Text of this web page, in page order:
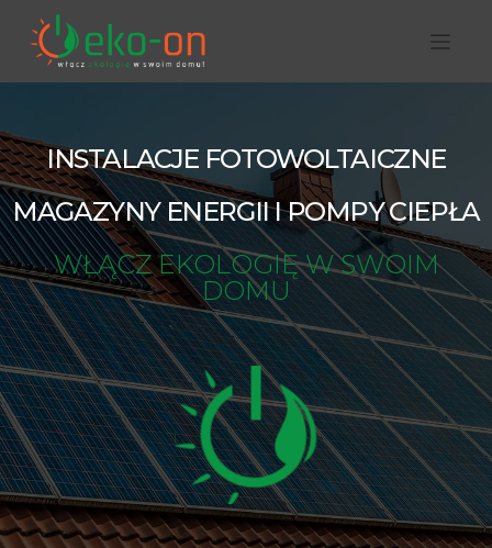
INSTALACJE FOTOWOLTAICZNE
MAGAZYNY ENERGII I POMPY CIEPŁA
WŁĄCZ EKOLOGIĘ W SWOIM
DOMU